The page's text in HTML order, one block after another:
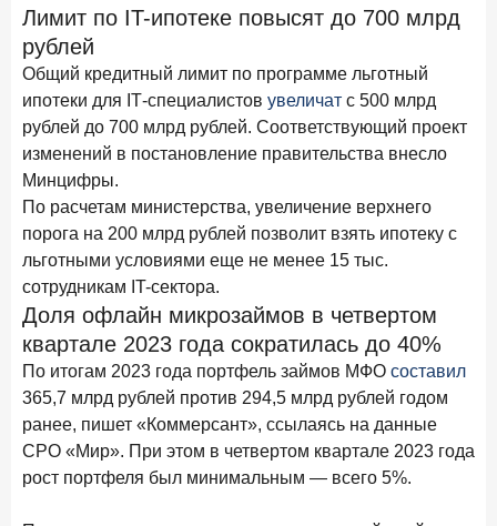
Рассылка Frank RG
Итоги недели, наша трактовка основных событий
на банковском рынке
ПОДПИСАТЬСЯ
8 июня 2026 года ИССЛЕДОВАНИЕ
По итогам мая 2026 года объем выдач кредитов
составил 993,8 млрд руб.
4 июня 2026 года ИССЛЕДОВАНИЕ
Синергия интеллектов: будущее контакт-центров в
партнерстве человека и технологий
Лимит по IT-ипотеке повысят до 700 млрд
рублей
Общий кредитный лимит по программе льготный
ипотеки для IТ-специалистов увеличат с 500 млрд
рублей до 700 млрд рублей. Соответствующий проект
изменений в постановление правительства внесло
Минцифры.
По расчетам министерства, увеличение верхнего
порога на 200 млрд рублей позволит взять ипотеку с
льготными условиями еще не менее 15 тыс.
сотрудникам IT-сектора.
Доля офлайн микрозаймов в четвертом
квартале 2023 года сократилась до 40%
По итогам 2023 года портфель займов МФО составил
365,7 млрд рублей против 294,5 млрд рублей годом
ранее, пишет «Коммерсант», ссылаясь на данные
СРО «Мир». При этом в четвертом квартале 2023 года
рост портфеля был минимальным — всего 5%.